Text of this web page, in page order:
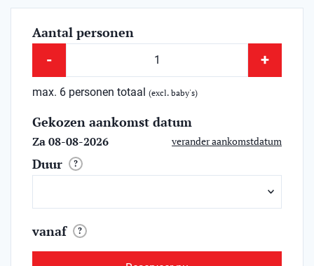
Aantal personen
- +
max. 6 personen totaal (excl. baby's)
Gekozen aankomst datum
Za 08-08-2026 verander aankomstdatum
Duur ?
vanaf ?